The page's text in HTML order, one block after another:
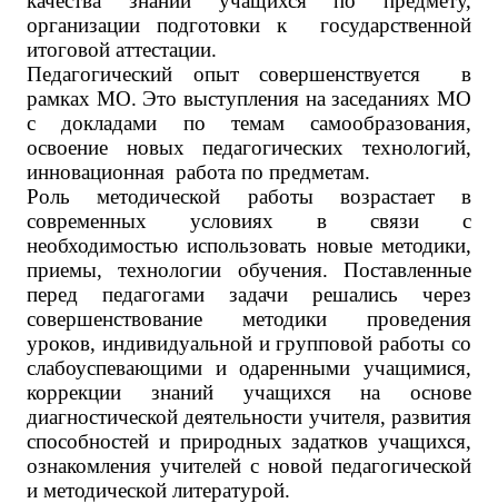
организации подготовки к государственной
итоговой аттестации.
Педагогический опыт совершенствуется в
рамках МО. Это выступления на заседаниях МО
с докладами по темам самообразования,
освоение новых педагогических технологий,
инновационная работа по предметам.
Роль методической работы возрастает в
современных условиях в связи с
необходимостью использовать новые методики,
приемы, технологии обучения. Поставленные
перед педагогами задачи решались через
совершенствование методики проведения
уроков, индивидуальной и групповой работы со
слабоуспевающими и одаренными учащимися,
коррекции знаний учащихся на основе
диагностической деятельности учителя, развития
способностей и природных задатков учащихся,
ознакомления учителей с новой педагогической
и методической литературой.